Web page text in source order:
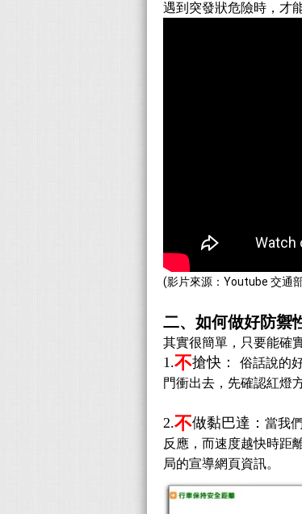
遇到突發狀危險時，才
(影片來源：Youtube 交通
二、如何做好防禦
其實很簡單，只要能確
1.不搶快：
俗話說的
門衝出去，先確認紅燈
2.不做黏巴達： 當我
反應，而速度越快時距
局的宣導網頁資訊。